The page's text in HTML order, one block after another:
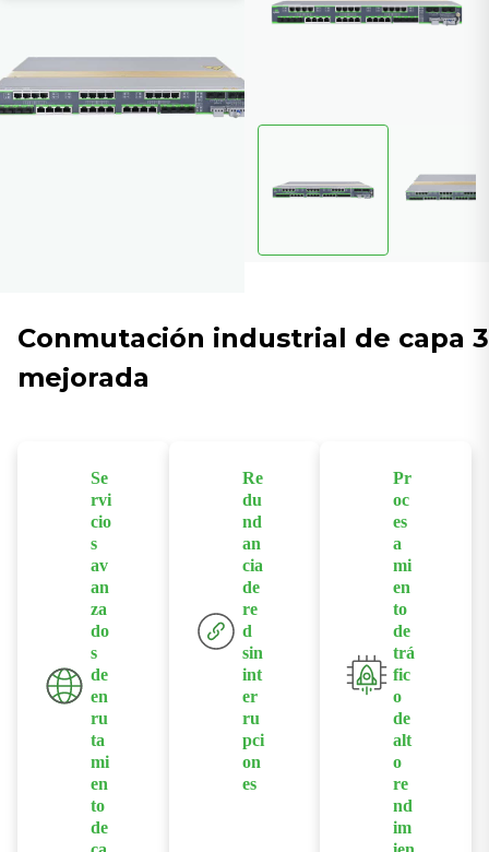
Conmutación industrial de capa 3
mejorada
Se
rvi
cio
s
av
an
za
do
s
de
en
ru
ta
mi
en
to
de
Re
du
nd
an
cia
de
re
d
sin
int
er
ru
pci
on
es
Pr
oc
es
a
mi
en
to
de
trá
fic
o
de
alt
o
re
nd
im